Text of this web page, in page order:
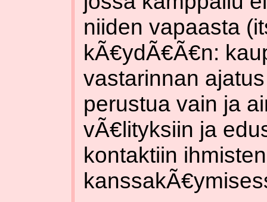
niiden vapaasta
kÃ€ydÃ€Ã€n:
vastarinnan
perustua vain ja
vÃ€lityksiin ja
kontaktiin